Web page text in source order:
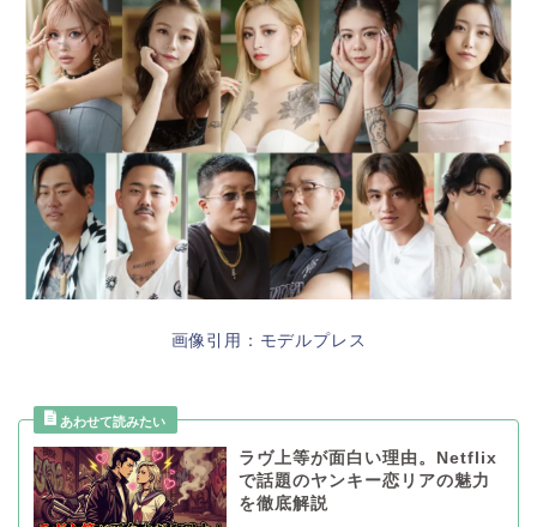
画像引用：モデルプレス
ラヴ上等が面白い理由。Netflix
で話題のヤンキー恋リアの魅力
を徹底解説